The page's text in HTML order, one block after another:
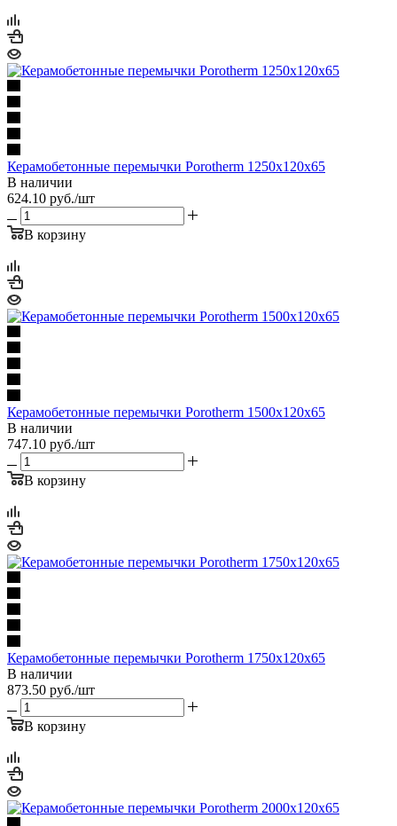
Керамобетонные перемычки Porotherm 1250x120x65
В наличии
624.10 руб./шт
В корзину
Керамобетонные перемычки Porotherm 1500x120x65
В наличии
747.10 руб./шт
В корзину
Керамобетонные перемычки Porotherm 1750x120x65
В наличии
873.50 руб./шт
В корзину